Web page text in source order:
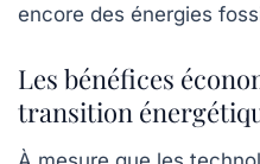
encore des énergies
Les bénéfices
transition